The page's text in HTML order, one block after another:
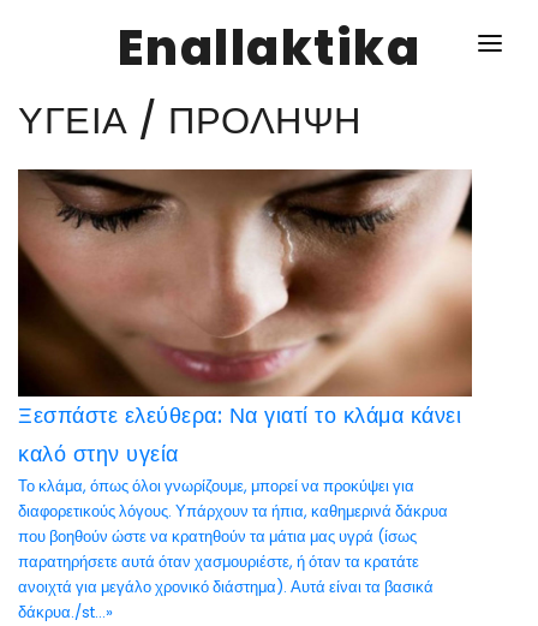
Enallaktika
ΥΓΕΙΑ
ΣΥΝΤΑΓΕΣ
ΔΙΑΦΟΡΑ
ΕΝΑΛΛΑΚΤΙΚΑ
ΑΥΤΑΡΚΕΙΑ
ΣΧΕΣΕΙΣ
ΚΑΛΛΙΕΡΓΕΙΕΣ
ΥΓΕΙΑ / ΠΡΟΛΗΨΗ
Ξεσπάστε ελεύθερα: Να γιατί το κλάμα κάνει
καλό στην υγεία
Το κλάμα, όπως όλοι γνωρίζουμε, μπορεί να προκύψει για
διαφορετικούς λόγους. Υπάρχουν τα ήπια, καθημερινά δάκρυα
που βοηθούν ώστε να κρατηθούν τα μάτια μας υγρά (ίσως
παρατηρήσετε αυτά όταν χασμουριέστε, ή όταν τα κρατάτε
ανοιχτά για μεγάλο χρονικό διάστημα). Αυτά είναι τα βασικά
δάκρυα./st...»